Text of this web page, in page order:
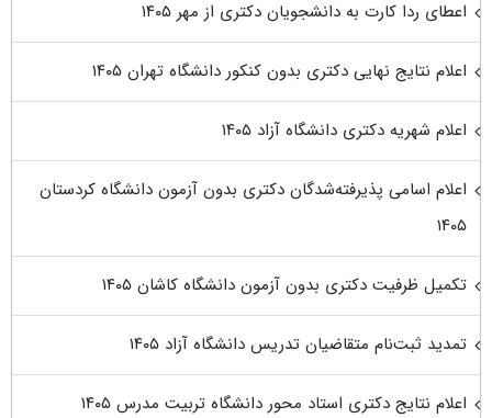
اعطای ردا کارت به دانشجویان دکتری از مهر ۱۴۰۵
اعلام نتایج نهایی دکتری بدون کنکور دانشگاه تهران ۱۴۰۵
اعلام شهریه دکتری دانشگاه آزاد ۱۴۰۵
اعلام اسامی پذیرفته‌شدگان دکتری بدون آزمون دانشگاه کردستان
۱۴۰۵
تکمیل ظرفیت دکتری بدون آزمون دانشگاه کاشان ۱۴۰۵
تمدید ثبت‌نام متقاضیان تدریس دانشگاه آزاد ۱۴۰۵
اعلام نتایج دکتری استاد محور دانشگاه تربیت مدرس ۱۴۰۵